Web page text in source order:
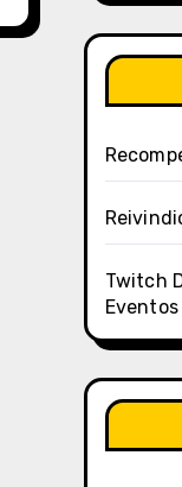
Twitch
Eventos